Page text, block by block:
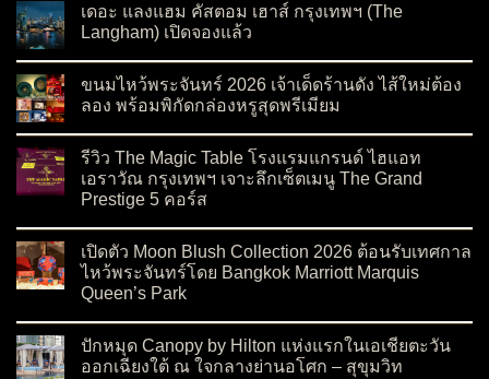
เดอะ แลงแฮม คัสตอม เฮาส์ กรุงเทพฯ (The
Langham) เปิดจองแล้ว
ขนมไหว้พระจันทร์ 2026 เจ้าเด็ดร้านดัง ไส้ใหม่ต้อง
ลอง พร้อมพิกัดกล่องหรูสุดพรีเมียม
รีวิว The Magic Table โรงแรมแกรนด์ ไฮแอท
เอราวัณ กรุงเทพฯ เจาะลึกเซ็ตเมนู The Grand
Prestige 5 คอร์ส
เปิดตัว Moon Blush Collection 2026 ต้อนรับเทศกาล
ไหว้พระจันทร์โดย Bangkok Marriott Marquis
Queen’s Park
ปักหมุด Canopy by Hilton แห่งแรกในเอเชียตะวัน
ออกเฉียงใต้ ณ ใจกลางย่านอโศก – สุขุมวิท